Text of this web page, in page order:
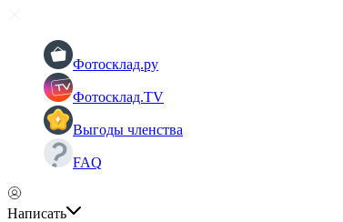
Фотосклад.ру
Фотосклад.TV
Выгоды членства
FAQ
Написать